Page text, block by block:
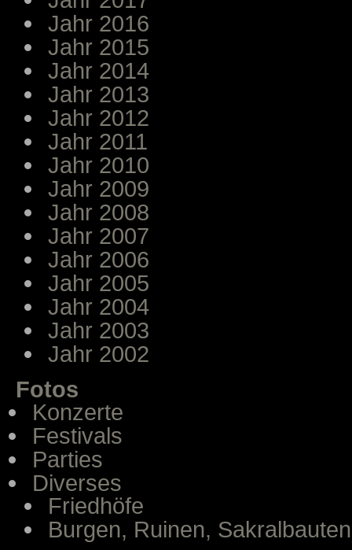
Jahr 2016
Jahr 2015
Jahr 2014
Jahr 2013
Jahr 2012
Jahr 2011
Jahr 2010
Jahr 2009
Jahr 2008
Jahr 2007
Jahr 2006
Jahr 2005
Jahr 2004
Jahr 2003
Jahr 2002
Fotos
Konzerte
Festivals
Parties
Diverses
Friedhöfe
Burgen, Ruinen, Sakralbauten